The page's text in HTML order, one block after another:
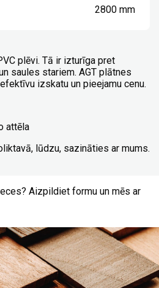
2800 mm
plēvi. Tā ir izturīga pret
saules stariem. AGT plātnes
izskatu un pieejamu cenu.
attēla
lūdzu, sazināties ar mums.
Aizpildiet formu un mēs ar